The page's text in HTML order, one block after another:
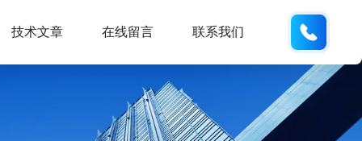
技术文章 在线留言 联系我们